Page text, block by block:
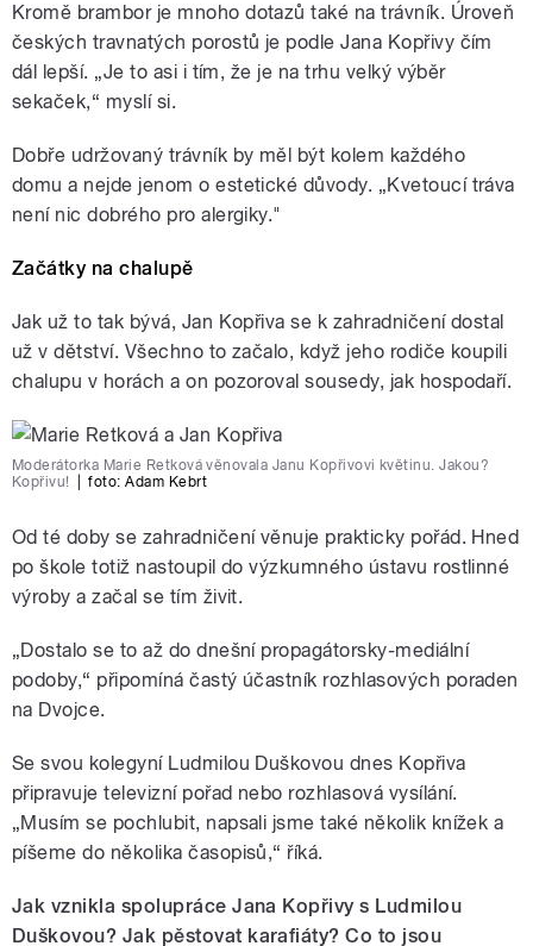
Kromě brambor je mnoho dotazů také na trávník. Úroveň
českých travnatých porostů je podle Jana Kopřivy čím
dál lepší. „Je to asi i tím, že je na trhu velký výběr
sekaček,“ myslí si.
Dobře udržovaný trávník by měl být kolem každého
domu a nejde jenom o estetické důvody. „Kvetoucí tráva
není nic dobrého pro alergiky."
Začátky na chalupě
Jak už to tak bývá, Jan Kopřiva se k zahradničení dostal
už v dětství. Všechno to začalo, když jeho rodiče koupili
chalupu v horách a on pozoroval sousedy, jak hospodaří.
Moderátorka Marie Retková věnovala Janu Kopřivovi květinu. Jakou?
Kopřivu!
foto:Adam Kebrt
Od té doby se zahradničení věnuje prakticky pořád. Hned
po škole totiž nastoupil do výzkumného ústavu rostlinné
výroby a začal se tím živit.
„Dostalo se to až do dnešní propagátorsky-mediální
podoby,“ připomíná častý účastník rozhlasových poraden
na Dvojce.
Se svou kolegyní Ludmilou Duškovou dnes Kopřiva
připravuje televizní pořad nebo rozhlasová vysílání.
„Musím se pochlubit, napsali jsme také několik knížek a
píšeme do několika časopisů,“ říká.
Jak vznikla spolupráce Jana Kopřivy s Ludmilou
Duškovou? Jak pěstovat karafiáty? Co to jsou